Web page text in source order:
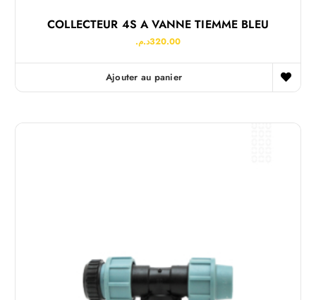
COLLECTEUR 4S A VANNE TIEMME BLEU
320.00د.م.
Ajouter au panier